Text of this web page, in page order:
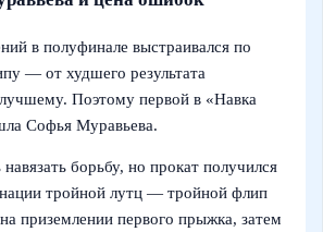
в полуфинале выстраивался по
— от худшего результата
Поэтому первой в «Навка
Софья Муравьева.
борьбу, но прокат получился
тройной лутц — тройной флип
приземлении первого прыжка, затем